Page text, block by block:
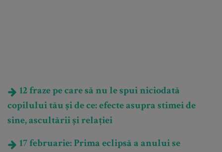
12 fraze pe care să nu le spui niciodată
copilului tău și de ce: efecte asupra stimei de
sine, ascultării și relației
17 februarie: Prima eclipsă a anului se